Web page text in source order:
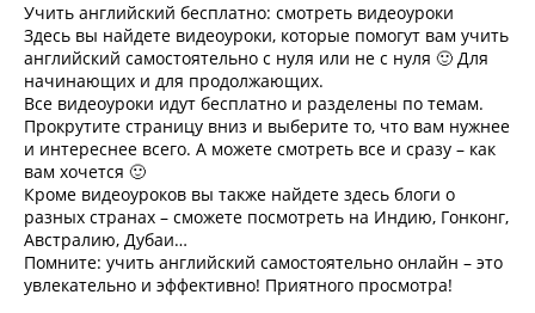
Учить английский бесплатно: смотреть видеоуроки
Здесь вы найдете видеоуроки, которые помогут вам учить
английский самостоятельно с нуля или не с нуля 🙂 Для
начинающих и для продолжающих.
Все видеоуроки идут бесплатно и разделены по темам.
Прокрутите страницу вниз и выберите то, что вам нужнее
и интереснее всего. А можете смотреть все и сразу – как
вам хочется 🙂
Кроме видеоуроков вы также найдете здесь блоги о
разных странах – сможете посмотреть на Индию, Гонконг,
Австралию, Дубаи…
Помните: учить английский самостоятельно онлайн – это
увлекательно и эффективно! Приятного просмотра!